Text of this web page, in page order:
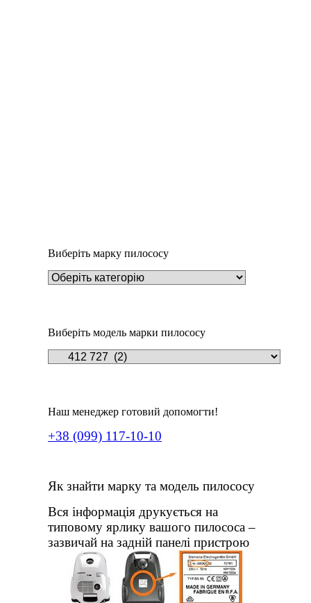
Виберіть марку пилососу
Виберіть модель марки пилососу
Наш менеджер готовий допомогти!
+38 (099) 117-10-10
Як знайти марку та модель пилососу
Вся інформація друкується на
типовому ярлику вашого пилососа –
зазвичай на задній панелі пристрою